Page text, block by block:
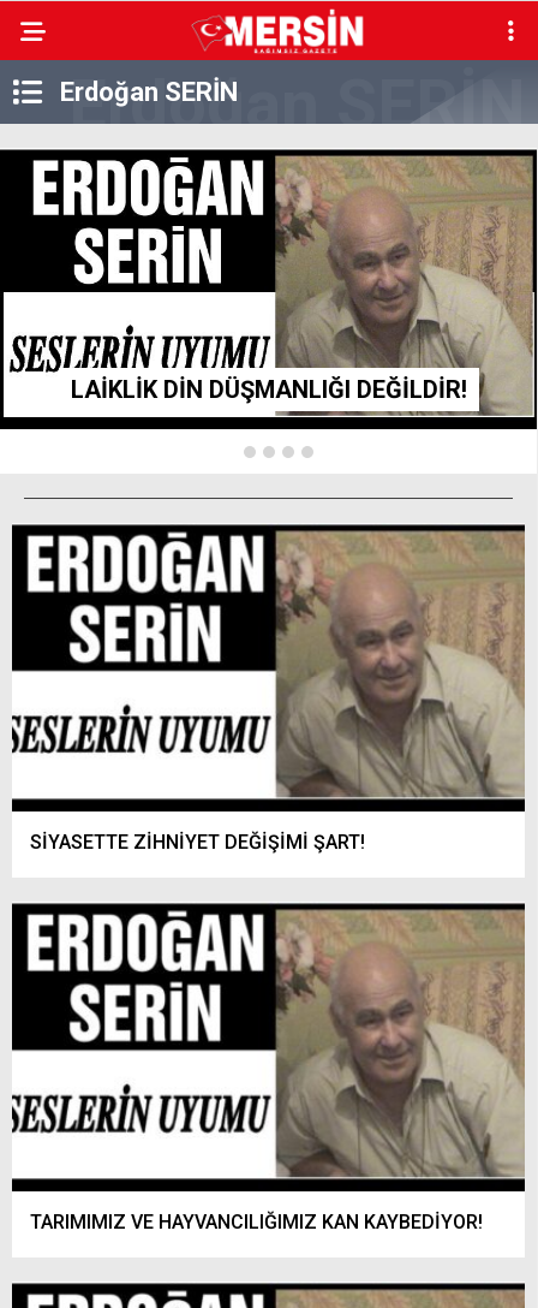
Erdoğan SERİN
LAİKLİK DİN DÜŞMANLIĞI DEĞİLDİR!
SİYASETTE ZİHNİYET DEĞİŞİMİ ŞART!
TARIMIMIZ VE HAYVANCILIĞIMIZ KAN KAYBEDİYOR!